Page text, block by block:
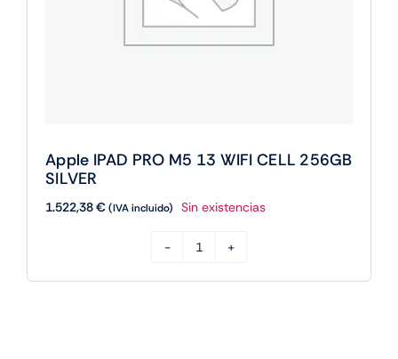
Apple IPAD PRO M5 13 WIFI CELL 256GB
SILVER
1.522,38€(IVA incluido) Sin existencias
IPAD